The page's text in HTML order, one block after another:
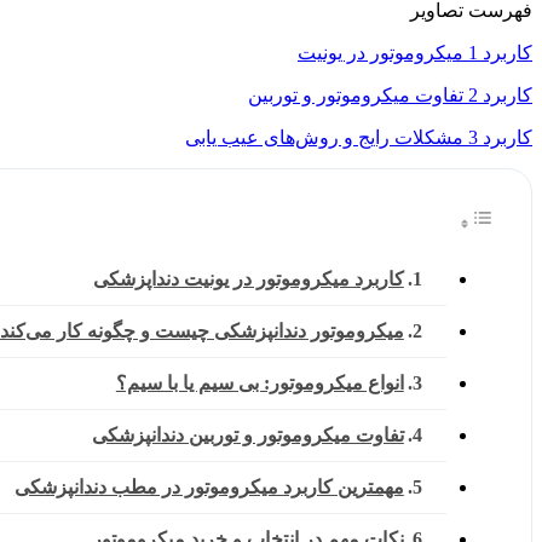
فهرست تصاویر
کاربرد 1 میکروموتور در یونیت
کاربرد 2 تفاوت میکروموتور و توربین
کاربرد 3 مشکلات رایج و روش‌های عیب ‌یابی
کاربرد میکروموتور در یونیت دنداپزشکی
میکروموتور دندانپزشکی چیست و چگونه کار
انواع میکروموتور: بی‌ سیم یا با سیم؟
تفاوت میکروموتور و توربین دندانپزشکی
مهمترین کاربرد میکروموتور در مطب دندانپزشکی